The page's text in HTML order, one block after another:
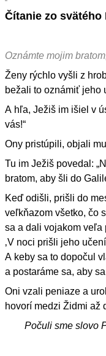
Čítanie zo
Oznámte mojim
Ženy rýchlo vyšli z
bežali to oznámiť jeho
A hľa, Ježiš im išiel v
vás!“
Ony pristúpili, objali
Tu im Ježiš povedal:
bratom, aby šli do
Keď odišli, prišli do
veľkňazom všetko, čo
sa a dali vojakom veľa
‚V noci prišli jeho
A keby sa to dopočul
a postaráme sa, aby
Oni vzali peniaze a
hovorí medzi Židmi až
Počuli sme slovo